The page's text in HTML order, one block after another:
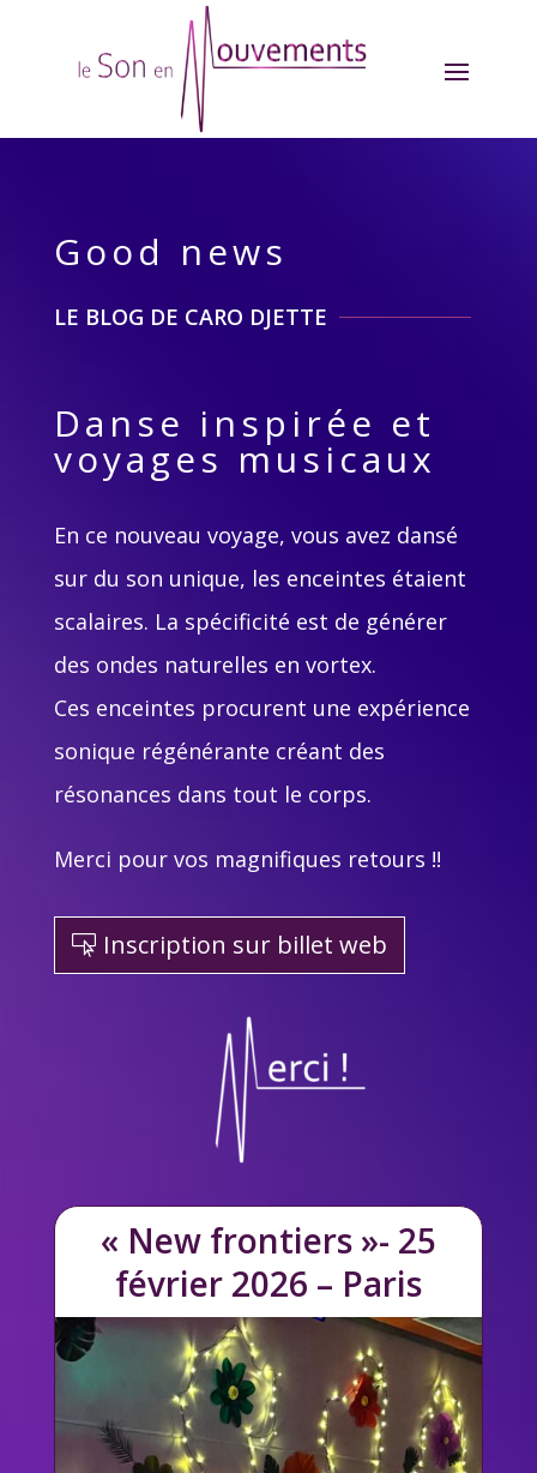
Good news
LE BLOG DE CARO DJETTE
Danse inspirée et
voyages musicaux
En ce nouveau voyage, vous avez dansé
sur du son unique, les enceintes étaient
scalaires. La spécificité est de générer
des ondes naturelles en vortex.
Ces enceintes procurent une expérience
sonique régénérante créant des
résonances dans tout le corps.
Merci pour vos magnifiques retours !!
Inscription sur billet web
« New frontiers »- 25
février 2026 – Paris